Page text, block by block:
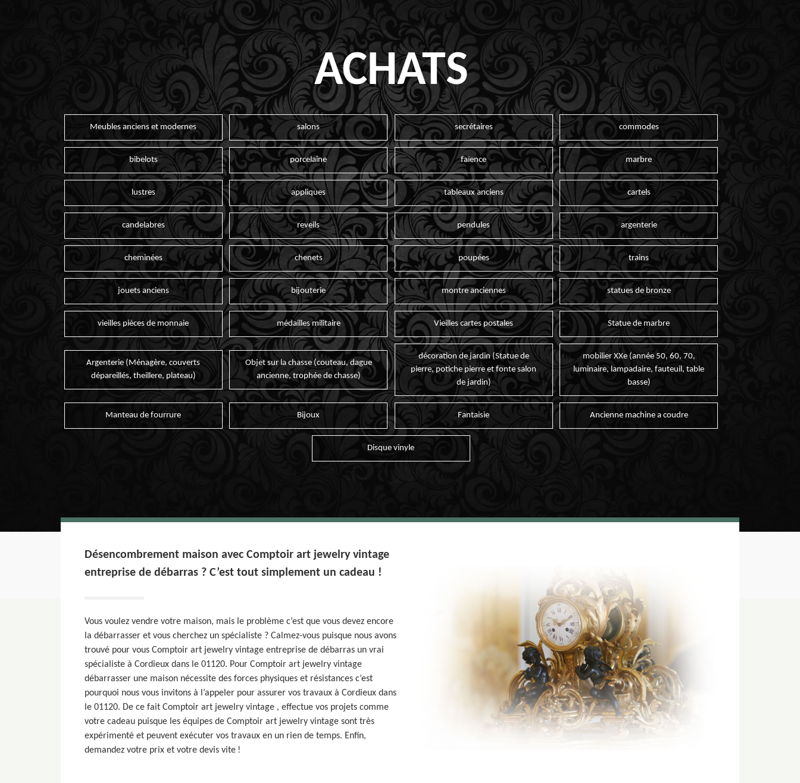
ACHATS
Meubles anciens et modernes salons secrétaires commodes
bibelots porcelaine faïence marbre
lustres appliques tableaux anciens cartels
candelabres reveils pendules argenterie
cheminées chenets poupées trains
jouets anciens bijouterie montre anciennes statues de bronze
vieilles pièces de monnaie médailles militaire Vieilles cartes postales Statue de marbre
Argenterie (Ménagère, couverts
dépareillés, theillere, plateau)
Objet sur la chasse (couteau, dague
ancienne, trophée de chasse)
décoration de jardin (Statue de
pierre, potiche pierre et fonte salon
de jardin)
mobilier XXe (année 50, 60, 70,
luminaire, lampadaire, fauteuil, table
basse)
Manteau de fourrure Bijoux Fantaisie Ancienne machine a coudre
Disque vinyle
Désencombrement maison avec Comptoir art jewelry vintage
entreprise de débarras ? C’est tout simplement un cadeau !
Vous voulez vendre votre maison, mais le problème c’est que vous devez encore
la débarrasser et vous cherchez un spécialiste ? Calmez-vous puisque nous avons
trouvé pour vous Comptoir art jewelry vintage entreprise de débarras un vrai
spécialiste à Cordieux dans le 01120. Pour Comptoir art jewelry vintage
débarrasser une maison nécessite des forces physiques et résistances c’est
pourquoi nous vous invitons à l’appeler pour assurer vos travaux à Cordieux dans
le 01120. De ce fait Comptoir art jewelry vintage , effectue vos projets comme
votre cadeau puisque les équipes de Comptoir art jewelry vintage sont très
expérimenté et peuvent exécuter vos travaux en un rien de temps. Enfin,
demandez votre prix et votre devis vite !